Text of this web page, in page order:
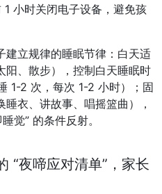
小时关闭电子设备，避免孩
建立规律的睡眠节律：白天适
阳、散步），控制白天睡眠时
1-2 次，每次 1-2 小时）；固
衣、讲故事、唱摇篮曲），
觉” 的条件反射。
“夜啼应对清单”，家长